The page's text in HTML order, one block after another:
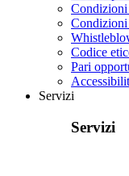
Condizioni
Condizioni
Codice
Pari
Servizi
Servizi